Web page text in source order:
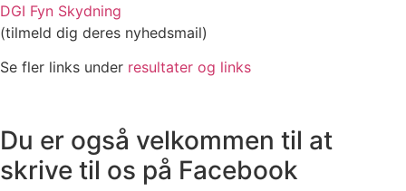
DGI Fyn Skydning
(tilmeld dig deres nyhedsmail)
Se fler links under resultater og links
Du er også velkommen til at
skrive til os på Facebook ​